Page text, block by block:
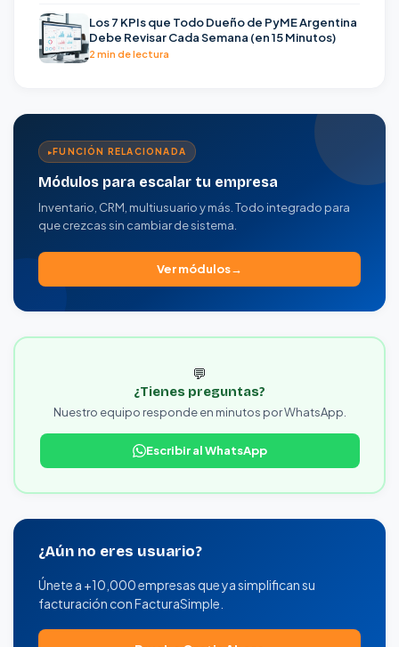
Los 7 KPIs que Todo Dueño de PyME Argentina
Debe Revisar Cada Semana (en 15 Minutos)
2 min de lectura
FUNCIÓN RELACIONADA
Módulos para escalar tu empresa
Inventario, CRM, multiusuario y más. Todo integrado para
que crezcas sin cambiar de sistema.
Ver módulos
💬
¿Tienes preguntas?
Nuestro equipo responde en minutos por WhatsApp.
Escribir al WhatsApp
¿Aún no eres usuario?
Únete a +10,000 empresas que ya simplifican su
facturación con FacturaSimple.